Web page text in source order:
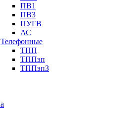
ПВ1
ПВ3
ПУГВ
АС
Телефонные
ТПП
ТППэп
ТППэпЗ